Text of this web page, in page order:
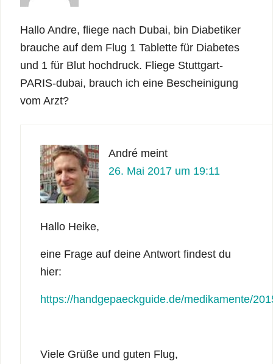
Hallo Andre, fliege nach Dubai, bin Diabetiker
brauche auf dem Flug 1 Tablette für Diabetes
und 1 für Blut hochdruck. Fliege Stuttgart-
PARIS-dubai, brauch ich eine Bescheinigung
vom Arzt?
André meint
26. Mai 2017 um 19:11
Hallo Heike,
eine Frage auf deine Antwort findest du
hier:
https://handgepaeckguide.de/medikamente/
Viele Grüße und guten Flug,